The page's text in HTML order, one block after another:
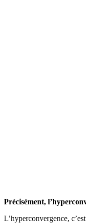
Précisément,
L’hyperconvergence,